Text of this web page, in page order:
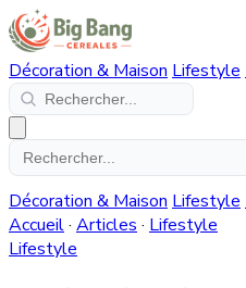
Décoration & Maison Lifestyle
Décoration & Maison Lifestyle
Accueil· Articles · Lifestyle
Lifestyle